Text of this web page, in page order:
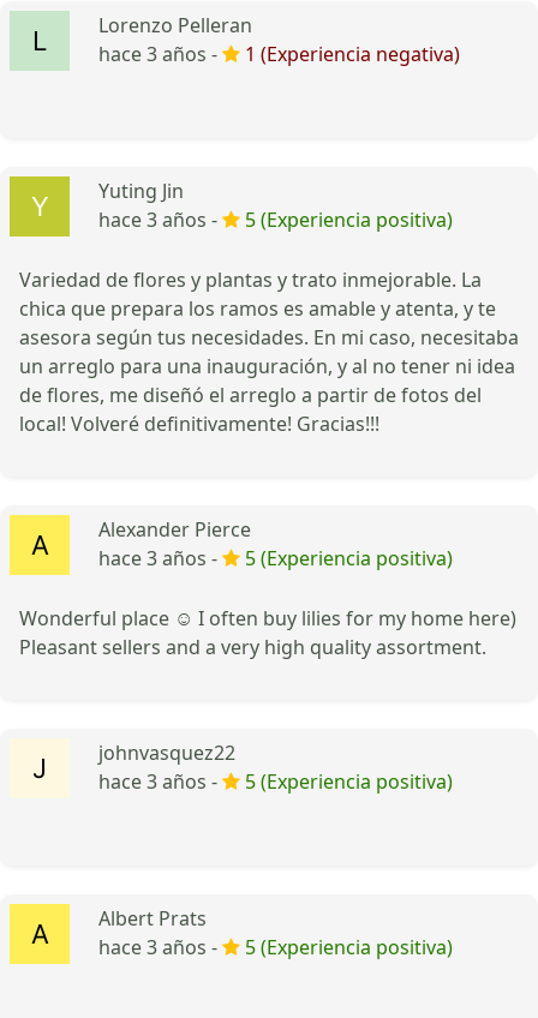
Lorenzo Pelleran
hace 3 años -
1 (Experiencia negativa)
Yuting Jin
hace 3 años -
5 (Experiencia positiva)
Variedad de flores y plantas y trato inmejorable. La
chica que prepara los ramos es amable y atenta, y te
asesora según tus necesidades. En mi caso, necesitaba
un arreglo para una inauguración, y al no tener ni idea
de flores, me diseñó el arreglo a partir de fotos del
local! Volveré definitivamente! Gracias!!!
Alexander Pierce
hace 3 años -
5 (Experiencia positiva)
Wonderful place ☺️ I often buy lilies for my home here)
Pleasant sellers and a very high quality assortment.
johnvasquez22
hace 3 años -
5 (Experiencia positiva)
Albert Prats
hace 3 años -
5 (Experiencia positiva)